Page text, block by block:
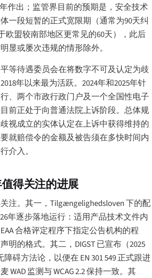
作出；监管界目前的预期是，安全技术
一段短暂的正式宽限期（通常为90天纠
盟较南部地区更常见的60天），此后
显或屡次违规的情形除外。
等待遇委员会在将数字不可及认定为歧
年以来最为活跃。2024年和2025年针
、两个市政行政门户及一个全国性电子
前正处于向普通法院上诉阶段。总体规
视成立的实体认定在上诉中获得维持的
就赔偿令的金额及被告须在多快时间内
介入。
得关注的进展
注。其一，Tilgængelighedsloven 下的配
年逐步落地运行：适用产品技术文件内
合格评定程序下指定公告机构的程
明的格式。其二，DIGST 已宣布（2025
碍方法论，以便在 EN 301 549 正式跟进
WAD 监测与 WCAG 2.2 保持一致。其